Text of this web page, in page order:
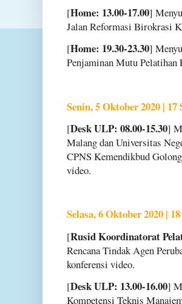
[Home: 13.00-17.00]
Jalan Reformasi Birokrasi
[Home: 19.30-23.30]
Penjaminan Mutu
Senin, 5 Oktober 2020 | 17
[Desk ULP: 08.00-15.30]
Malang dan Universitas
CPNS Kemendikbud
video.
Selasa, 6 Oktober 2020 |
[Rusid Koordinatorat
Rencana Tindak Agen
konferensi video.
[Desk ULP: 13.00-16.00]
Kompetensi Teknis